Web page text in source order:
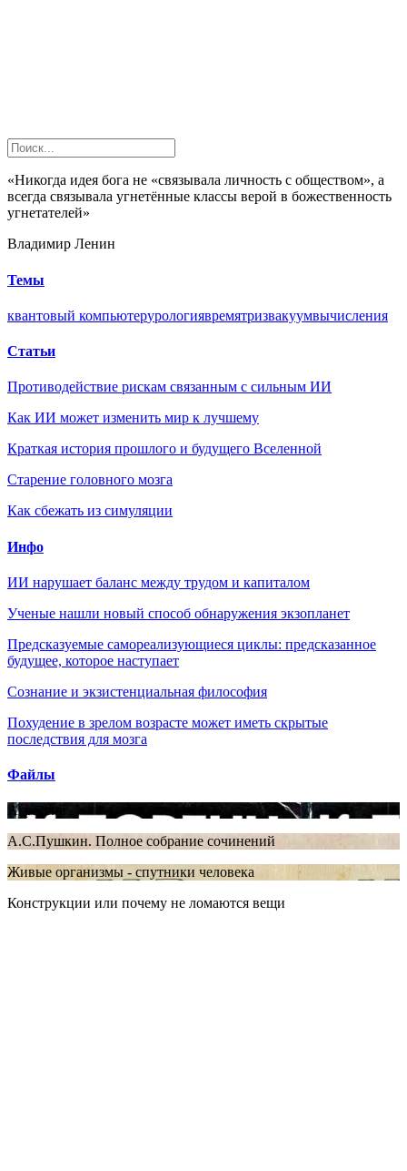
«Никогда идея бога не «связывала личность с обществом», а
всегда связывала угнетённые классы верой в божественность
угнетателей»
Владимир Ленин
Темы
квантовый компьютерурологиявремятризвакуумвычисления
Статьи
Противодействие рискам связанным с сильным ИИ
Как ИИ может изменить мир к лучшему
Краткая история прошлого и будущего Вселенной
Старение головного мозга
Как сбежать из симуляции
Инфо
ИИ нарушает баланс между трудом и капиталом
Ученые нашли новый способ обнаружения экзопланет
Предсказуемые самореализующиеся циклы: предсказанное
будущее, которое наступает
Сознание и экзистенциальная философия
Похудение в зрелом возрасте может иметь скрытые
последствия для мозга
Файлы
Агрессия
А.С.Пушкин. Полное собрание сочинений
Живые организмы - спутники человека
Конструкции или почему не ломаются вещи